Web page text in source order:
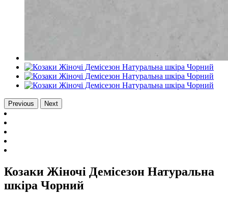
Previous Next
Козаки Жіночі Демісезон Натуральна
шкіра Чорний